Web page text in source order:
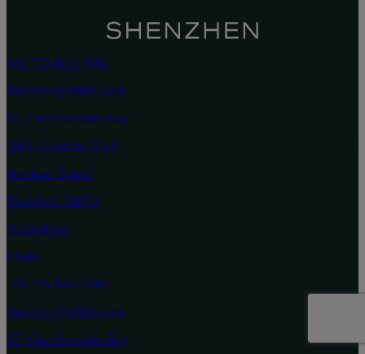
+86 755 8666 8666
shenzhen@raffles.com
T7, One Shenzhen Bay
3008 Zhongxin Road
Nanshan District
Shenzhen 518054
Guangdong
China
+86 755 8666 8666
shenzhen@raffles.com
T7, One Shenzhen Bay